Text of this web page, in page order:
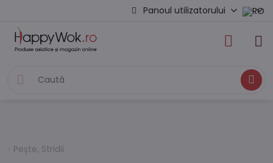
Panoul utilizatorului
Caută
Pește, Stridii